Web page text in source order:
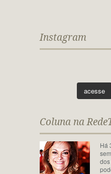
Instagram
acesse
Coluna na
Há